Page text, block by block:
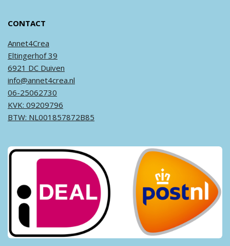
CONTACT
Annet4Crea
Eltingerhof 39
6921 DC Duiven
info@annet4crea.nl
06-25062730
KVK: 09209796
BTW: NL001857872B85